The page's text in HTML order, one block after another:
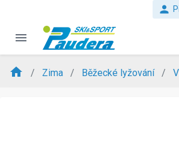
person
menu
home Zima Běžecké lyžování